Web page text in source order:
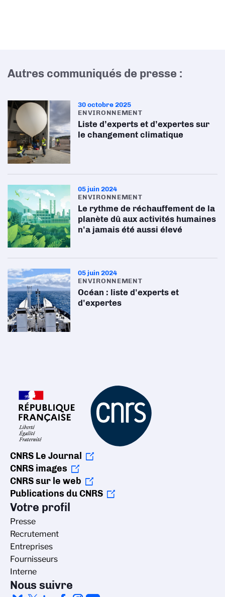
Autres communiqués de presse :
30 octobre 2025
ENVIRONNEMENT
Liste d’experts et d’expertes sur
le changement climatique
05 juin 2024
ENVIRONNEMENT
Le rythme de réchauffement de la
planète dû aux activités humaines
n'a jamais été aussi élevé
05 juin 2024
ENVIRONNEMENT
Océan : liste d'experts et
d'expertes
CNRS Le Journal
CNRS images
CNRS sur le web
Publications du CNRS
Votre profil
Presse
Recrutement
Entreprises
Fournisseurs
Interne
Nous suivre